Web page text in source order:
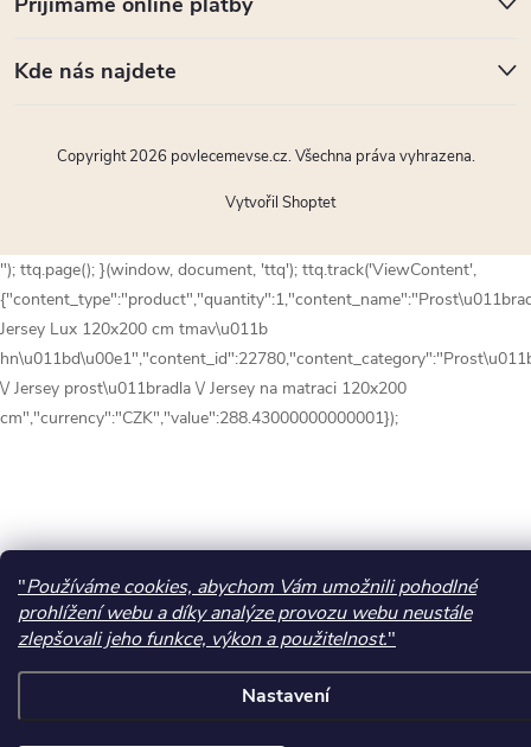
"Používáme cookies, abychom Vám umožnili pohodlné
prohlížení webu a díky analýze provozu webu neustále
zlepšovali jeho funkce, výkon a použitelnost."
Nastavení
Kde nás najdete
Vytvořil Shoptet
Copyright 2026 povlecemevse.cz. Všechna práva vyhrazena.
"); ttq.page(); }(window, document, 'ttq'); ttq.track('ViewContent',
Jersey Lux 120x200 cm tmav\u011b
\/ Jersey prost\u011bradla \/ Jersey na matraci 120x200
cm","currency":"CZK","value":288.43000000000001});